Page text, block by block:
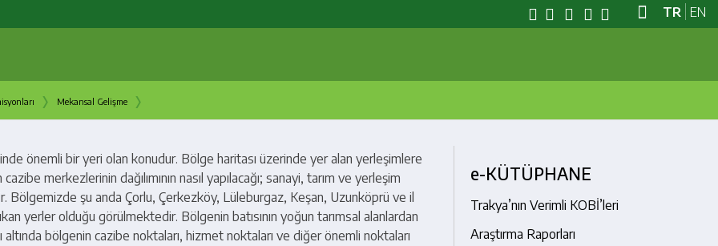
TR EN
› Mekansal Gelişme ›
önemli bir yeri olan konudur. Bölge haritası üzerinde yer alan yerleşimlere
merkezlerinin dağılımının nasıl yapılacağı; sanayi, tarım ve yerleşim
Bölgemizde şu anda Çorlu, Çerkezköy, Lüleburgaz, Keşan, Uzunköprü ve il
yerler olduğu görülmektedir. Bölgenin batısının yoğun tarımsal alanlardan
altında bölgenin cazibe noktaları, hizmet noktaları ve diğer önemli noktaları
e-KÜTÜPHANE
Trakya’nın Verimli KOBİ’leri
Araştırma Raporları